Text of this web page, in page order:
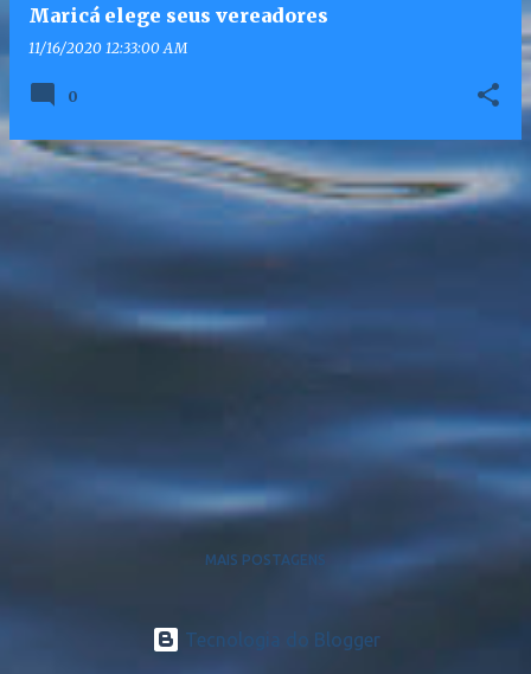
Maricá elege seus vereadores
11/16/2020 12:33:00 AM
0
MAIS POSTAGENS
Tecnologia do Blogger